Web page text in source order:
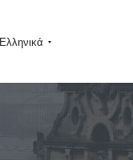
Ελληνικά